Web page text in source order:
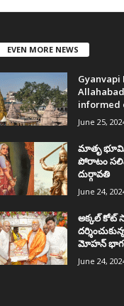
EVEN MORE NEWS
Gyanvapi
informed
June 25,
మాతృ
పోరాటం
దుర్గావతి
June 24,
అక్కల్‌ కోట్‌
మోహన్
June 24,